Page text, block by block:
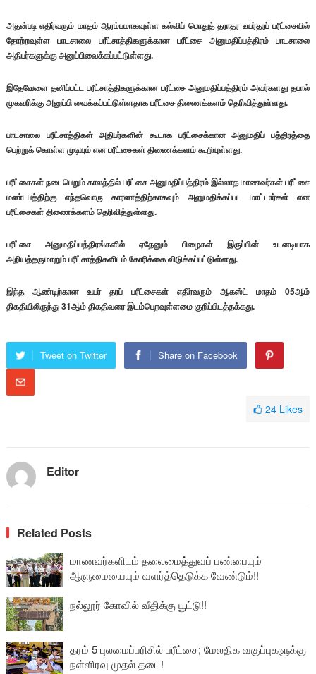
அதன்படி எதிர்வரும் மாதம் ஆரம்பமாகவுள்ள கல்விப் பொதுத் தராதர உயர்தரப் பரீட்சையில்
தோற்றவுள்ள பாடசாலை பரீட்சாத்திகளுக்கான பரீட்சை அனுமதிப்பத்திரம் பாடசாலை
அதிபர்களுக்கு அனுப்பிவைக்கப்பட்டுள்ளது.
இதேவேளை தனிப்பட்ட பரீட்சாத்திகளுக்கான பரீட்சை அனுமதிப்பத்திரம் அவர்களது தபால்
முகவரிக்கு அனுப்பி வைக்கப்பட்டுள்ளதாக பரீட்சை திணைக்களம் தெரிவித்துள்ளது.
பாடசாலை பரீட்சாத்திகள் அதிபர்களின் கூடாக பரீட்சைக்கான அனுமதிப் பத்திரத்தை
பெற்றுக் கொள்ள முடியும் என பரீட்சைகள் திணைக்களம் கூறியுள்ளது.
பரீட்சைகள் நடைபெறும் காலத்தில் பரீட்சை அனுமதிப்பத்திரம் இல்லாத மாணவர்கள் பரீட்சை
மண்டபத்திற்கு எந்தவொரு காரணத்திற்காகவும் அனுமதிக்கப்பட மாட்டார்கள் என
பரீட்சைகள் திணைக்களம் தெரிவித்துள்ளது.
பரீட்சை அனுமதிப்பத்திரங்களில் ஏதேனும் பிழைகள் இருப்பின் உடனடியாக
அறியத்தருமாறும் பரீட்சாத்திகளிடம் கோரிக்கை விடுக்கப்பட்டுள்ளது.
இந்த ஆண்டிற்கான உயர் தரப் பரீட்சைகள் எதிர்வரும் ஆகஸ்ட் மாதம் 05ஆம்
திகதியிலிருந்து 31ஆம் திகதிவரை இடம்பெறவுள்ளமை குறிப்பிடத்தக்கது.
Tweet on Twitter Share on Facebook
24 Likes
Editor
Related Posts
மாணவர்களிடம் தலைமைத்துவப் பண்பையும்
ஆளுமையையும் வளர்த்தெடுக்க வேண்டும்!!
நல்லூர் கோவில் வீதிக்கு பூட்டு!!
தரம் 5 புலமைப்பரிசில் பரீட்சை; மேலதிக வகுப்புகளுக்கு
நள்ளிரவு முதல் தடை!